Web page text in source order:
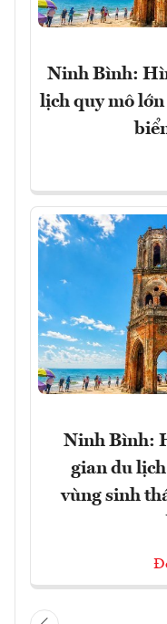
Ninh Bình:
lịch quy mô
Ninh Bình:
gian du
vùng sinh